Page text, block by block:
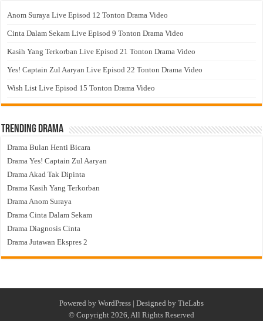
Anom Suraya Live Episod 12 Tonton Drama Video
Cinta Dalam Sekam Live Episod 9 Tonton Drama Video
Kasih Yang Terkorban Live Episod 21 Tonton Drama Video
Yes! Captain Zul Aaryan Live Episod 22 Tonton Drama Video
Wish List Live Episod 15 Tonton Drama Video
Trending Drama
Drama Bulan Henti Bicara
Drama Yes! Captain Zul Aaryan
Drama Akad Tak Dipinta
Drama Kasih Yang Terkorban
Drama Anom Suraya
Drama Cinta Dalam Sekam
Drama Diagnosis Cinta
Drama Jutawan Ekspres 2
Powered by WordPress | Designed by TieLabs
© Copyright 2026, All Rights Reserved